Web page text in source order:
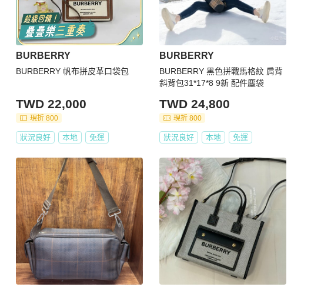
BURBERRY
BURBERRY 帆布拼皮革口袋包
TWD 22,000
現折 800
狀況良好 本地 免運
BURBERRY
BURBERRY 黑色拼戰馬格紋 肩背
斜背包31*17*8 9新 配件塵袋
TWD 24,800
現折 800
狀況良好 本地 免運